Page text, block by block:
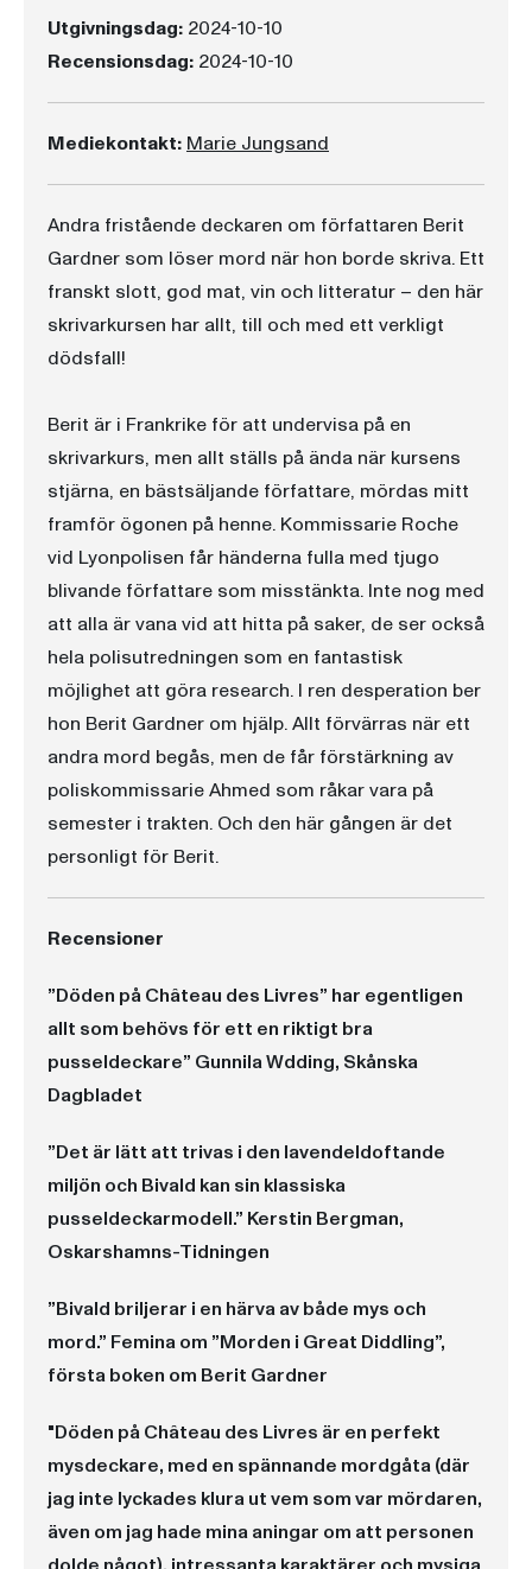
Utgivningsdag: 2024-10-10
Recensionsdag: 2024-10-10
Mediekontakt: Marie Jungsand
Andra fristående deckaren om författaren Berit
Gardner som löser mord när hon borde skriva. Ett
franskt slott, god mat, vin och litteratur – den här
skrivarkursen har allt, till och med ett verkligt
dödsfall!
Berit är i Frankrike för att undervisa på en
skrivarkurs, men allt ställs på ända när kursens
stjärna, en bästsäljande författare, mördas mitt
framför ögonen på henne. Kommissarie Roche
vid Lyonpolisen får händerna fulla med tjugo
blivande författare som misstänkta. Inte nog med
att alla är vana vid att hitta på saker, de ser också
hela polisutredningen som en fantastisk
möjlighet att göra research. I ren desperation ber
hon Berit Gardner om hjälp. Allt förvärras när ett
andra mord begås, men de får förstärkning av
poliskommissarie Ahmed som råkar vara på
semester i trakten. Och den här gången är det
personligt för Berit.
Recensioner
”Döden på Château des Livres” har egentligen
allt som behövs för ett en riktigt bra
pusseldeckare” Gunnila Wdding, Skånska
Dagbladet
”Det är lätt att trivas i den lavendeldoftande
miljön och Bivald kan sin klassiska
pusseldeckarmodell.” Kerstin Bergman,
Oskarshamns-Tidningen
”Bivald briljerar i en härva av både mys och
mord.” Femina om ”Morden i Great Diddling”,
första boken om Berit Gardner
"Döden på Château des Livres är en perfekt
mysdeckare, med en spännande mordgåta (där
jag inte lyckades klura ut vem som var mördaren,
även om jag hade mina aningar om att personen